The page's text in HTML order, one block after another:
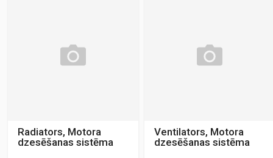
Radiators, Motora
dzesēšanas sistēma
Ventilators, Motora
dzesēšanas sistēma